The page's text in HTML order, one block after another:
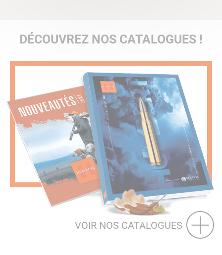
DÉCOUVREZ NOS CATALOGUES !
VOIR NOS CATALOGUES